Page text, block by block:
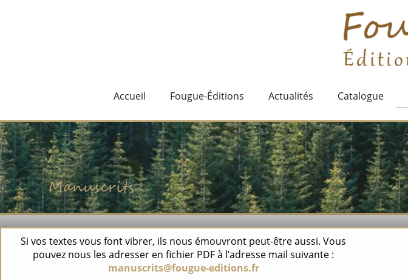
Accueil Fougue-Éditions Actualités Catalogue
Manuscrits
Si vos textes vous font vibrer, ils nous émouvront peut-être aussi. Vous
pouvez nous les adresser en fichier PDF à l’adresse mail suivante :
manuscrits@fougue-editions.fr